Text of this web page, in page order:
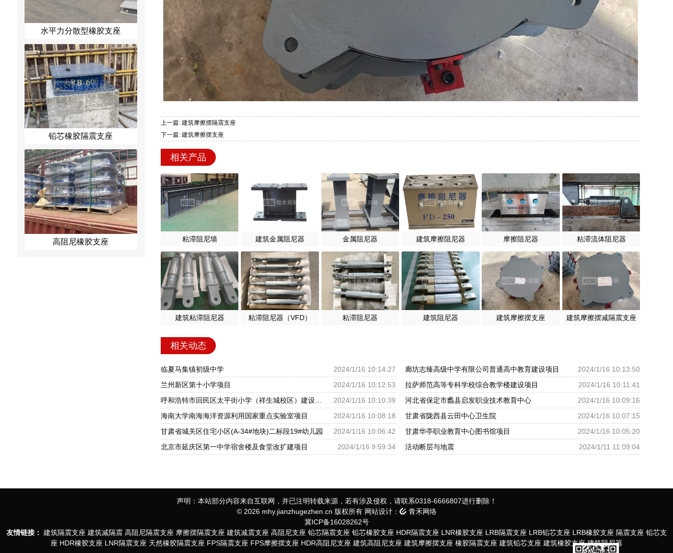
水平力分散型橡胶支座
铅芯橡胶隔震支座
高阻尼橡胶支座
上一篇: 建筑摩擦摆隔震支座
下一篇: 建筑摩擦摆支座
相关产品
粘滞阻尼墙 建筑金属阻尼器 金属阻尼器 建筑摩擦阻尼器 摩擦阻尼器 粘滞流体阻尼器
建筑粘滞阻尼器 粘滞阻尼器（VFD） 粘滞阻尼器 建筑阻尼器 建筑摩擦摆支座 建筑摩擦摆减隔震支座
相关动态
临夏马集镇初级中学 2024/1/16 10:14:27 廊坊志臻高级中学有限公司普通高中教育建设项目
2024/1/16 10:13:50
兰州新区第十小学项目
2024/1/16 10:12:53 拉萨师范高等专科学校综合教学楼建设项目
2024/1/16 10:11:41
呼和浩特市回民区太平街小学（祥生城校区）建设项目
2024/1/16 10:10:39 河北省保定市蠡县启发职业技术教育中心
2024/1/16 10:09:16
海南大学南海海洋资源利用国家重点实验室项目
2024/1/16 10:08:18 甘肃省陇西县云田中心卫生院
2024/1/16 10:07:15
甘肃省城关区住宅小区(A-34#地块)二标段19#幼儿园
2024/1/16 10:06:42 甘肃华亭职业教育中心图书馆项目
2024/1/16 10:05:20
北京市延庆区第一中学宿舍楼及食堂改扩建项目
2024/1/16 9:59:34 活动断层与地震 2024/1/11 11:09:04
声明：本站部分内容来自互联网，并已注明转载来源，若有涉及侵权，请联系0318-6666807进行删除！
© 2026 mhy.jianzhugezhen.cn 版权所有 网站设计：
青禾网络
冀ICP备16028262号
友情链接： 建筑隔震支座 建筑减隔震 高阻尼隔震支座 摩擦摆隔震支座 建筑减震支座 高阻尼支座 铅芯隔震支座 铅芯橡胶支座 HDR隔震支座 LNR橡胶支座 LRB隔震支座 LRB铅芯支座 LRB橡胶支座 隔震支座 铅芯支
座 HDR橡胶支座 LNR隔震支座 天然橡胶隔震支座 FPS隔震支座 FPS摩擦摆支座 HDR高阻尼支座 建筑高阻尼支座 建筑摩擦摆支座 橡胶隔震支座 建筑铅芯支座 建筑橡胶支座 建筑阻尼器